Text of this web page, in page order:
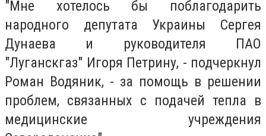
"Мне хотелось бы поблагодарить
народного депутата Украины Сергея
Дунаева и руководителя ПАО
"Луганскгаз" Игоря Петрину, - подчеркнул
Роман Водяник, - за помощь в решении
проблем, связанных с подачей тепла в
медицинские учреждения